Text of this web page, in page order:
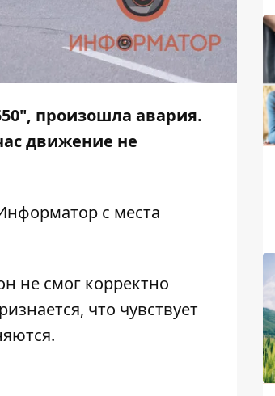
произошла авария.
движение не
с места
не смог корректно
что чувствует